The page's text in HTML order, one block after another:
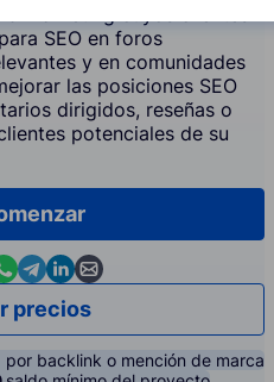
marketing cuyos clientes
SEO en foros
y en comunidades
las posiciones SEO
dirigidos, reseñas o
potenciales de su
us in Messenger
us in WhatsApp
Contact us in Telegram
Contact us in Linkedin
Contact us by email
precios
por backlink o mención de marca